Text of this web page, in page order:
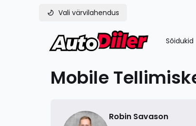
Vali värvilahendus
Sõidukid
Mobile
Robin Savason